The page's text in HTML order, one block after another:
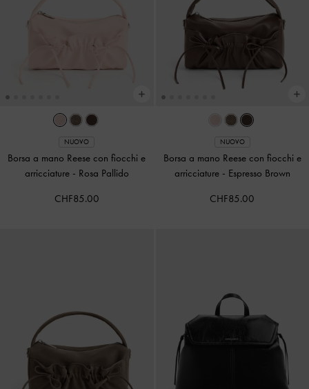
NUOVO
Borsa a mano Reese con fiocchi e
arricciature - Rosa Pallido
CHF85.00
NUOVO
Borsa a mano Reese con fiocchi e
arricciature - Espresso Brown
CHF85.00